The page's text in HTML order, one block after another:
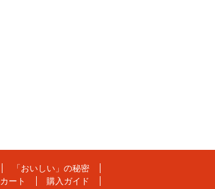
「おいしい」の秘密
カート
購入ガイド